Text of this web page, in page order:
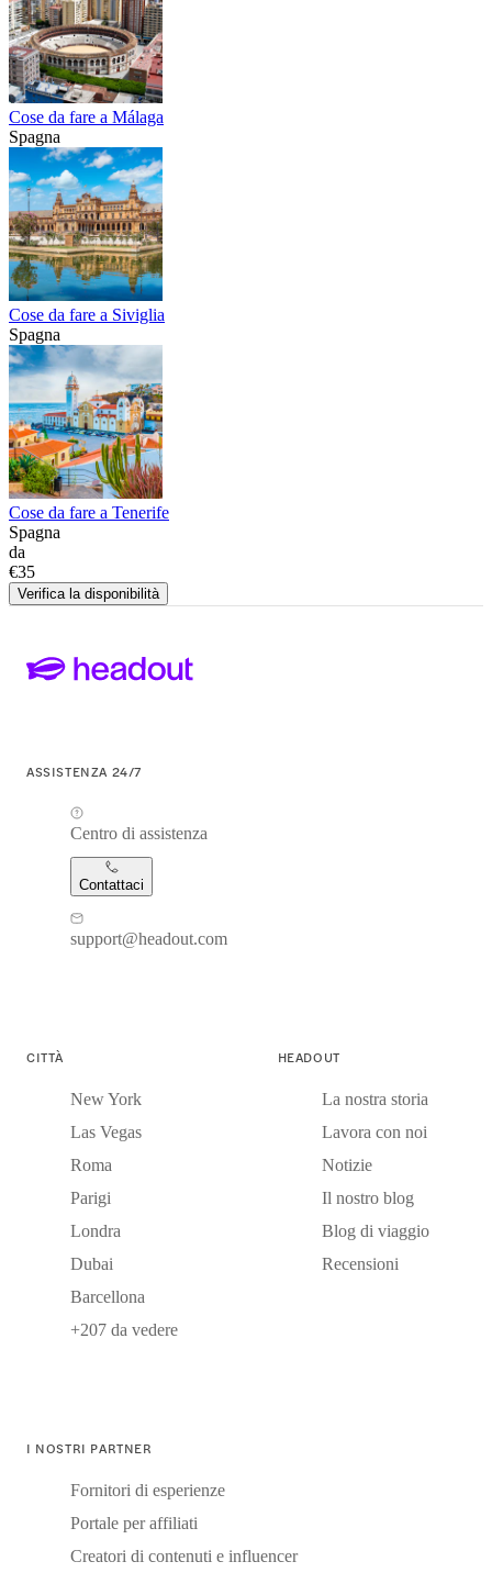
Cose da fare a Málaga
Spagna
Cose da fare a Siviglia
Spagna
Cose da fare a Tenerife
Spagna
da
€35
Verifica la disponibilità
ASSISTENZA 24/7
Centro di assistenza
Contattaci
support@headout.com
CITTÀ
New York
Las Vegas
Roma
Parigi
Londra
Dubai
Barcellona
+207 da vedere
HEADOUT
La nostra storia
Lavora con noi
Notizie
Il nostro blog
Blog di viaggio
Recensioni
I NOSTRI PARTNER
Fornitori di esperienze
Portale per affiliati
Creatori di contenuti e influencer